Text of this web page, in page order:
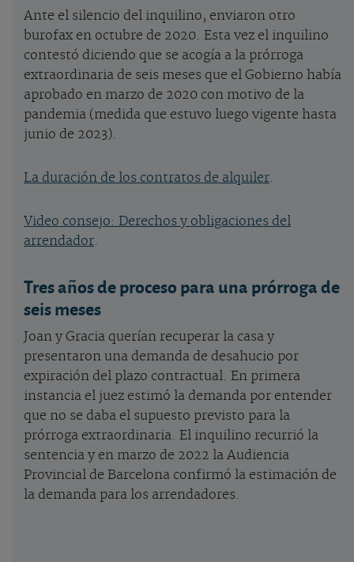
Ante el silencio del inquilino, enviaron otro
burofax en octubre de 2020. Esta vez el inquilino
contestó diciendo que se acogía a la prórroga
extraordinaria de seis meses que el Gobierno había
aprobado en marzo de 2020 con motivo de la
pandemia (medida que estuvo luego vigente hasta
junio de 2023).
La duración de los contratos de alquiler.
Video consejo: Derechos y obligaciones del
arrendador.
Tres años de proceso para una prórroga de
seis meses
Joan y Gracia querían recuperar la casa y
presentaron una demanda de desahucio por
expiración del plazo contractual. En primera
instancia el juez estimó la demanda por entender
que no se daba el supuesto previsto para la
prórroga extraordinaria. El inquilino recurrió la
sentencia y en marzo de 2022 la Audiencia
Provincial de Barcelona confirmó la estimación de
la demanda para los arrendadores.